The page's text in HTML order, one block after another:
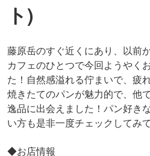
ト)
藤原岳のすぐ近くにあり、以前
カフェのひとつで今回ようやく
た！自然感溢れる佇まいで、疲
焼きたてのパンが魅力的で、他
逸品に出会えました！パン好き
い方も是非一度チェックしてみ
◆お店情報